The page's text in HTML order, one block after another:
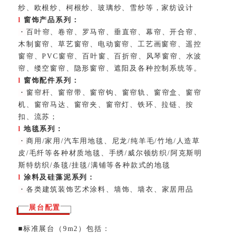
纱、欧根纱、柯根纱、玻璃纱、雪纱等，家纺设计
l
窗饰产品系列：
· 百叶帘、卷帘、罗马帘、垂直帘、幕帘、开合帘、
木制窗帘、草艺窗帘、电动窗帘、工艺画窗帘、遥控
窗帘、PVC窗帘、百叶窗、百折帘、风琴窗帘、水波
帘、缕空窗帘、隐形窗帘、遮阳及各种控制系统等。
l
窗饰配件系列：
· 窗帘杆、窗帘带、窗帘钩、窗帘轨、窗帘盒、窗帘
机、窗帘马达、窗帘夹、窗帘灯、铁环、拉链、按
扣、流苏；
l
地毯系列：
· 商用/家用/汽车用地毯、尼龙/纯羊毛/竹地/人造草
皮/毛纤等各种材质地毯、手绣/威尔顿纺织/阿克斯明
斯特纺织/条毯/挂毯/满铺等各种款式的地毯
l
涂料及硅藻泥 系列：
· 各类建筑装饰艺术涂料、墙饰、墙衣、家居用品
展台配置
■标准展台（9m2）包括：